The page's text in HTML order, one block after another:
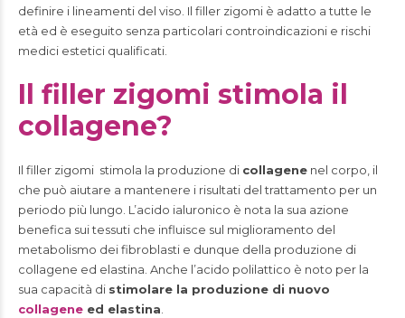
definire i lineamenti del viso. Il filler zigomi è adatto a tutte le
età ed è eseguito senza particolari controindicazioni e rischi
medici estetici qualificati.
Il filler zigomi stimola il
collagene?
Il filler zigomi stimola la produzione di collagene nel corpo, il
che può aiutare a mantenere i risultati del trattamento per un
periodo più lungo. L’acido ialuronico è nota la sua azione
benefica sui tessuti che influisce sul miglioramento del
metabolismo dei fibroblasti e dunque della produzione di
collagene ed elastina. Anche l’acido polilattico è noto per la
sua capacità di stimolare la produzione di nuovo
collagene ed elastina